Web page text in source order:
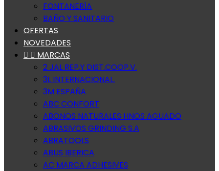
FONTANERÍA
BAÑO Y SANITARIO
OFERTAS
NOVEDADES
  MARCAS
2 JAL REP.Y DIST.COOP.V.
3L INTERNACIONAL.
3M ESPAÑA
ABC CONFORT
ABONOS NATURALES HNOS AGUADO
ABRASIVOS GRINDING S.A
ABRATOOLS
ABUS IBERICA
AC MARCA ADHESIVES